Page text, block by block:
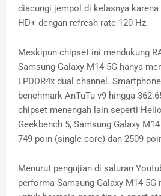
diacungi jempol di kelasnya karena
HD+ dengan refresh rate 120 Hz.
Meskipun chipset ini mendukung
Samsung Galaxy M14 5G hanya
LPDDR4x dual channel.
benchmark AnTuTu v9 hingga
chipset menengah lain seperti
Geekbench 5, Samsung Galaxy
749 poin (single core) dan 2509
Menurut pengujian di saluran
performa Samsung Galaxy M14